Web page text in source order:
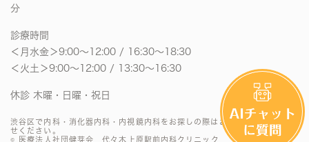
分
診療時間
＜月水金＞9:00〜12:00 / 16:30〜18:30
＜火土＞9:00〜12:00 / 13:30〜16:30
休診 木曜・日曜・祝日
渋谷区で内科・消化器内科・内視鏡内科をお探しの際はお気軽にお問い合わ
せください。
© 医療法人社団健芽会 代々木上原駅前内科クリニック